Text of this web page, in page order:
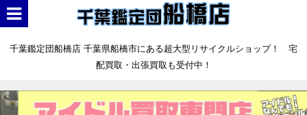
千葉鑑定団船橋店 千葉県船橋市にある超大型リサイクルショップ！ 宅
配買取・出張買取も受付中！